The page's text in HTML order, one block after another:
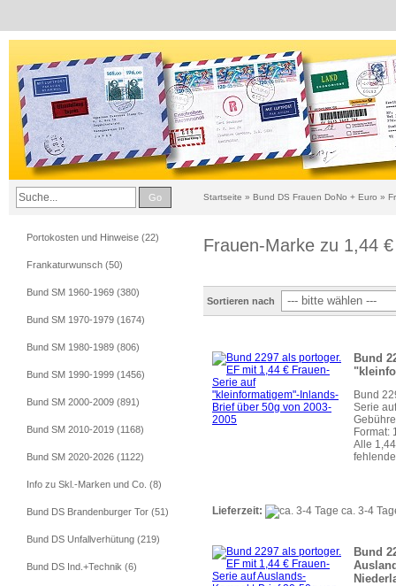
Go Startseite » Bund DS Frauen DoNo + Euro »
Frauen-Marke zu 1,44 €
Sortieren nach
Bund
Bund
Serie
Format:
Alle
Lieferzeit: ca. 3-4
Bund
Portokosten und Hinweise (22)
Frankaturwunsch (50)
Bund SM 1960-1969 (380)
Bund SM 1970-1979 (1674)
Bund SM 1980-1989 (806)
Bund SM 1990-1999 (1456)
Bund SM 2000-2009 (891)
Bund SM 2010-2019 (1168)
Bund SM 2020-2026 (1122)
Info zu Skl.-Marken und Co. (8)
Bund DS Brandenburger Tor (51)
Bund DS Unfallverhütung (219)
Bund DS Ind.+Technik (6)